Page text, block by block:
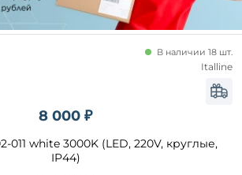
8 000 ₽
011 white 3000K (LED, 220V, круглые,
IP44)
В наличии 18 шт.
Italline